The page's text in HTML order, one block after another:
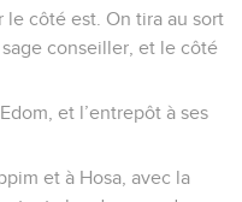
le côté est. On tira au sort
conseiller, et le côté
et l’entrepôt à ses
et à Hosa, avec la